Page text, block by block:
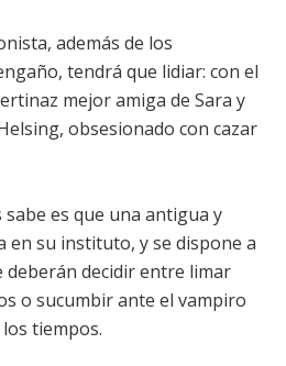
además de los
tendrá que lidiar: con el
mejor amiga de Sara y
obsesionado con cazar
es que una antigua y
en su instituto, y se dispone a
deberán decidir entre limar
o sucumbir ante el vampiro
tiempos.